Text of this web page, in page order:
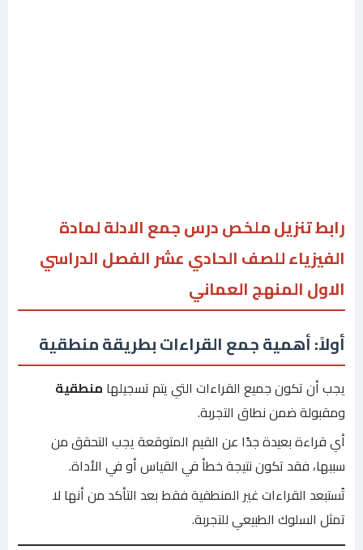
رابط تنزيل ملخص درس جمع الادلة لمادة
الفيزياء للصف الحادي عشر الفصل الدراسي
الاول المنهج العماني
أولاً: أهمية جمع القراءات بطريقة منطقية
يجب أن تكون جميع القراءات التي يتم تسجيلها منطقية
ومقبولة ضمن نطاق التجربة.
أي قراءة بعيدة جدًا عن القيم المتوقعة يجب التحقق من
سببها، فقد تكون نتيجة خطأ في القياس أو في الأداة.
تُستبعد القراءات غير المنطقية فقط بعد التأكد من أنها لا
تمثل السلوك الطبيعي للتجربة.